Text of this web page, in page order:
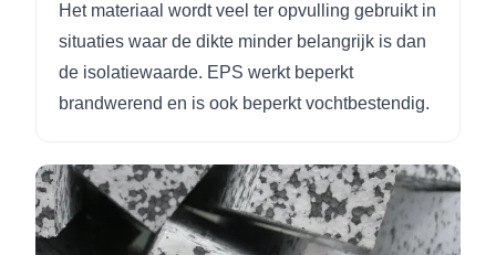
Het materiaal wordt veel ter opvulling gebruikt in
situaties waar de dikte minder belangrijk is dan
de isolatiewaarde. EPS werkt beperkt
brandwerend en is ook beperkt vochtbestendig.